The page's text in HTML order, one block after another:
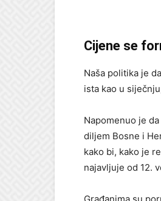
Cijene se
Naša politika je
ista kao u
Napomenuo je
diljem Bosne i
kako bi, kako je
najavljuje od 12.